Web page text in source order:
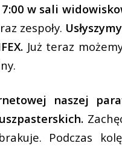
w sali
zespoły. Usłyszymy
Już teraz
naszej
Podczas